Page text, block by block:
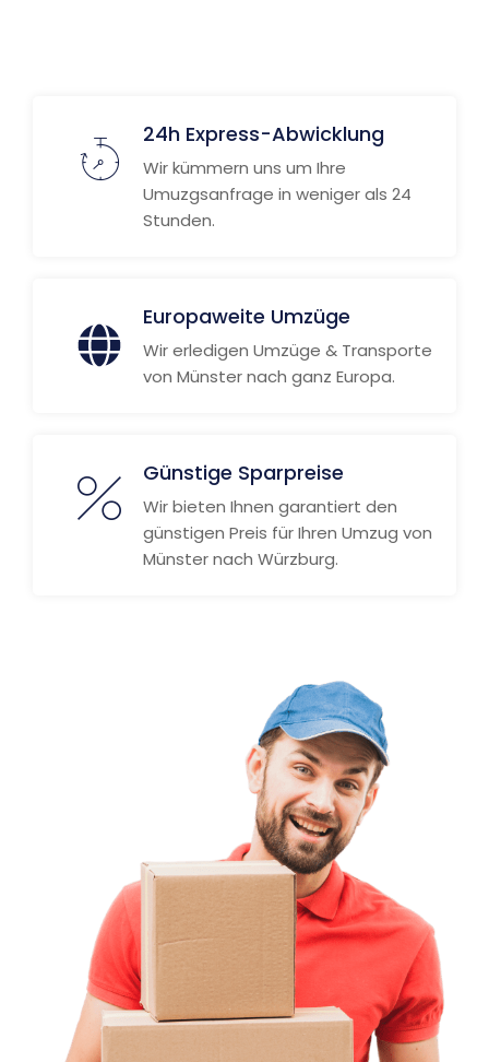
24h Express-Abwicklung
Wir kümmern uns um Ihre
Umuzgsanfrage in weniger als 24
Stunden.
Europaweite Umzüge
Wir erledigen Umzüge & Transporte
von Münster nach ganz Europa.
Günstige Sparpreise
Wir bieten Ihnen garantiert den
günstigen Preis für Ihren Umzug von
Münster nach Würzburg.